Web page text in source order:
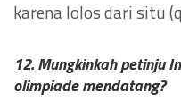
karena lolos dari situ
12. Mungkinkah petinju
olimpiade mendatang?